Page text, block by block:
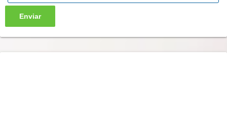
Enviar